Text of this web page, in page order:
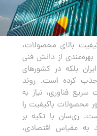
بالای محصولات،
از دانش فنی
بلکه در کشورهای
جذب کرده است. روند
فناوری، نیاز به
محصولات باکیفیت را
ری‌سان با تکیه بر
به مقیاس اقتصادی،